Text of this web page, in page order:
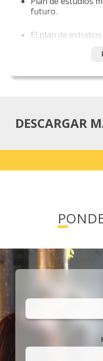
futuro.
El plan de
La malla
DESCARGAR